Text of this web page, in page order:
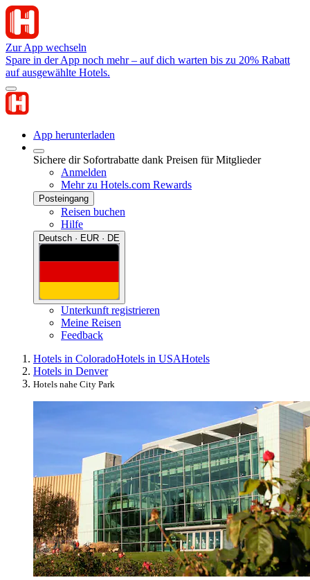
Zur App wechseln
Spare in der App noch mehr – auf dich warten bis zu 20% Rabatt
auf ausgewählte Hotels.
App herunterladen
Sichere dir Sofortrabatte dank Preisen für Mitglieder
Anmelden
Mehr zu Hotels.com Rewards
Posteingang
Reisen buchen
Hilfe
Deutsch · EUR · DE
Unterkunft registrieren
Meine Reisen
Feedback
Hotels in ColoradoHotels in USAHotels
Hotels in Denver
Hotels nahe City Park